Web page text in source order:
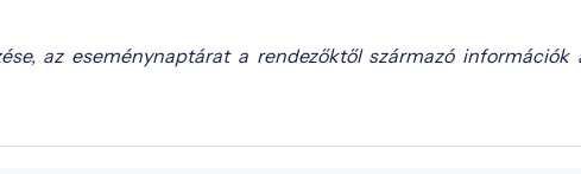
az eseménynaptárat a rendezőktől származó információk